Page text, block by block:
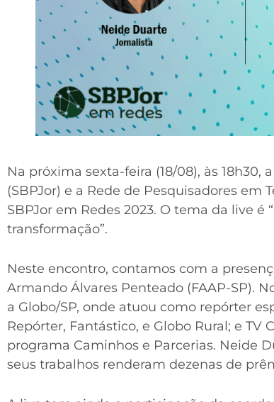
Na próxima sexta-feira (18/08), às
(SBPJor) e a Rede de Pesquisadores
SBPJor em Redes 2023. O tema da live
transformação”.
Neste encontro, contamos com a
Armando Álvares Penteado (FAAP-SP).
a Globo/SP, onde atuou como repórter
Repórter, Fantástico, e Globo Rural; e
programa Caminhos e Parcerias. Neide
seus trabalhos renderam dezenas de